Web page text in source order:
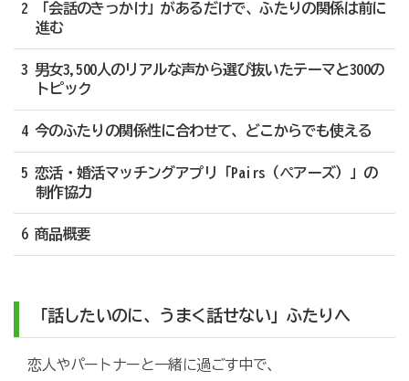
2 「会話のきっかけ」があるだけで、ふたりの関係は前に
進む
3 男女3,500人のリアルな声から選び抜いたテーマと300の
トピック
4 今のふたりの関係性に合わせて、どこからでも使える
5 恋活・婚活マッチングアプリ「Pairs（ペアーズ）」の
制作協力
6 商品概要
「話したいのに、うまく話せない」ふたりへ
恋人やパートナーと一緒に過ごす中で、